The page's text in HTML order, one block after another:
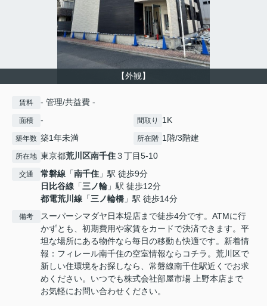
【外観】
賃料 - 管理/共益費 -
面積 - 間取り 1K
築年数 築1年未満 所在階 1階/3階建
所在地 東京都荒川区南千住３丁目5-10
交通 常磐線 「南千住 」駅 徒歩9分
日比谷線 「三ノ輪 」駅 徒歩12分
都電荒川線 「三ノ輪橋 」駅 徒歩14分
備考
スーパーシマダヤ日本堤店まで徒歩4分です。ATMに行
かずとも、初期費用や家賃をカードで決済できます。平
坦な場所にある物件なら毎日の移動も快適です。新着情
報：フィレール南千住の空室情報ならコチラ。荒川区で
新しい住環境をお探しなら、常磐線南千住駅近くでお求
めください。いつでも株式会社部屋市場 上野本店まで
お気軽にお問い合わせください。